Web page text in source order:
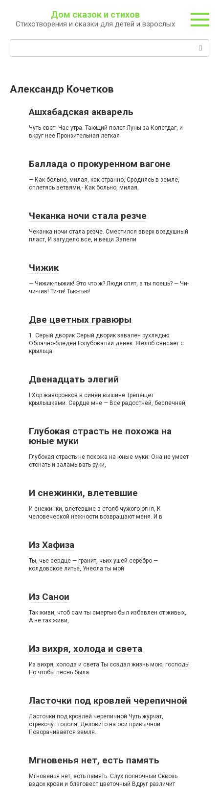
контенту
Дом сказок и стихов
Стихотворения и сказки для детей и взрослых
Александр Кочетков
Ашхабадская акварель
Чуть свет. Час утра. Тающий полет Луны за Копетдаг, и
вкруг нее Пронзительная легкая
Баллада о прокуренном вагоне
— Как больно, милая, как странно, Сроднясь в земле,
сплетясь ветвями,- Как больно, милая,
Чеканка ночи стала резче
Чеканка ночи стала резче. Сместился вверх воздушный
пласт, И загудело все, и вещи Запели
Чижик
— Чижик-пыжик! Это что ж? Люди спят, а ты поешь? — Чи-
чи-чив! Ти-ти! Тью-тью!
Две цветных гравюры
1. Серый дворик Серый дворик завален рухлядью.
Облачно-бледен Голубоватый денек. Желоб свисает с
крыльца.
Двенадцать элегий
I Хор жаворонков в синей вышине Трепещет
крылышками. Сердце мне — Все радостней, беспечней,
Глубокая страсть не похожа на
юные муки
Глубокая страсть не похожа на юные муки: Она не умеет
стонать и заламывать руки,
И снежинки, влетевшие
И снежинки, влетевшие в столб чужого огня, К
человеческой нежности возвращают меня. И в
Из Хафиза
Ты, чье сердце — гранит, чьих ушей серебро —
колдовское литье, Унесла ты мой
Из Санои
Так живи, чтоб сам ты смертью был избавлен от живых,
А не так живи,
Из вихря, холода и света
Из вихря, холода и света Ты создал жизнь мою, господь!
Но чтобы песнь была
Ласточки под кровлей черепичной
Ласточки под кровлей черепичной Чуть журчат,
стрекочут тополя. Деловито на оси привычной
Поворачивается земля.
Мгновенья нет, есть память
Мгновенья нет, есть память. Слух полночный Сквозь
вздох крови и благовест цветочный Вдруг различит